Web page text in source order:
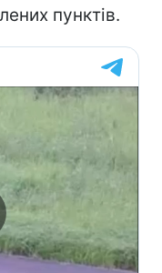
пунктів.